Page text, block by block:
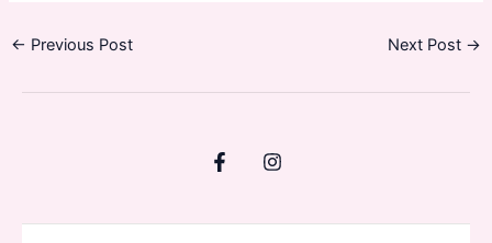
← Previous Post Next Post →